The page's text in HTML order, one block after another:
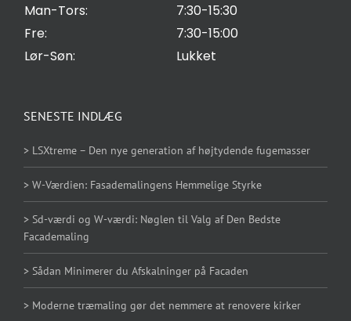
Man-Tors:
7:30-15:30
Fre:
7:30-15:00
Lør-Søn:
Lukket
SENESTE INDLÆG
> LSXtreme – Den nye generation af højtydende fugemasser
> W-Værdien: Fasademalingens Hemmelige Styrke
> Sd-værdi og W-værdi: Nøglen til Valg af Den Bedste
Facademaling
> Sådan Minimerer du Afskalninger på Facaden
> Moderne træmaling gør det nemmere at renovere kirker